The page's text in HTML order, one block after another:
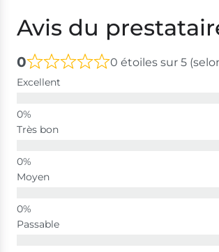
Avis du
0 0 étoiles sur 5
Excellent
Très bon
Moyen
Passable